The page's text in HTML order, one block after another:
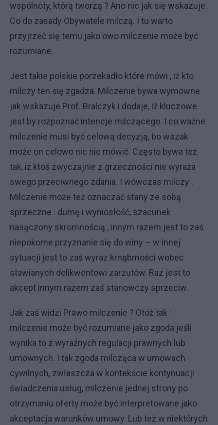
wspólnoty, którą tworzą ? Ano nic jak się wskazuje.
Co do zasady Obywatele milczą. I tu warto
przyjrzeć się temu jako owo milczenie może być
rozumiane.
Jest takie polskie porzekadło które mówi , iż kto
milczy ten się zgadza. Milczenie bywa wymowne
jak wskazuje Prof. Bralczyk i dodaje, iż kluczowe
jest by rozpoznać intencje milczącego. I co ważne
milczenie musi być celową decyzją, bo wszak
może on celowo nic nie mówić. Często bywa też
tak, iż ktoś zwyczajnie z grzeczności nie wyraża
swego przeciwnego zdania. I wówczas milczy .
Milczenie może też oznaczać stany ze sobą
sprzeczne : dumę i wyniosłość, szacunek
nasączony skromnością , innym razem jest to zaś
niepokorne przyznanie się do winy – w innej
sytuacji jest to zaś wyraz krnąbrności wobec
stawianych delikwentowi zarzutów. Raz jest to
akcept innym razem zaś stanowczy sprzeciw.
Jak zaś widzi Prawo milczenie ? Otóż tak :
milczenie może być rozumiane jako zgoda jeśli
wynika to z wyraźnych regulacji prawnych lub
umownych. I tak zgoda milcząca w umowach
cywilnych, zwłaszcza w kontekście kontynuacji
świadczenia usług, milczenie jednej strony po
otrzymaniu oferty może być interpretowane jako
akceptacja warunków umowy. Lub też w niektórych